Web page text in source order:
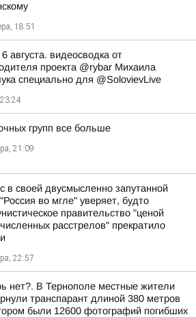
18:51
6 августа. видеосводка от
проекта @rybar Михаила
специально для @SolovievLive
групп все больше
21:09
в своей двусмысленно запутанной
"Россия во мгле" уверяет, будто
правительство "ценой
расстрелов" прекратило
22:57
нет?. В Тернополе местные жители
транспарант длиной 380 метров
были 12600 фотографий погибших